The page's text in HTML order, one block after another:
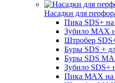
Насадки для
Пика SDS+
Зубило MAX
Штробер
Буры SDS +
Буры SDS
Зубило SDS+
Пика MAX на